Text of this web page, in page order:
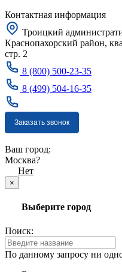
Контактная информация
Троицкий
Краснопахорский район,
стр. 2
8 (800) 500-23-35
8 (499) 504-16-35
Заказать звонок
Ваш город:
Москва?
Нет
×
Выберите город
Поиск:
По данному запросу ни